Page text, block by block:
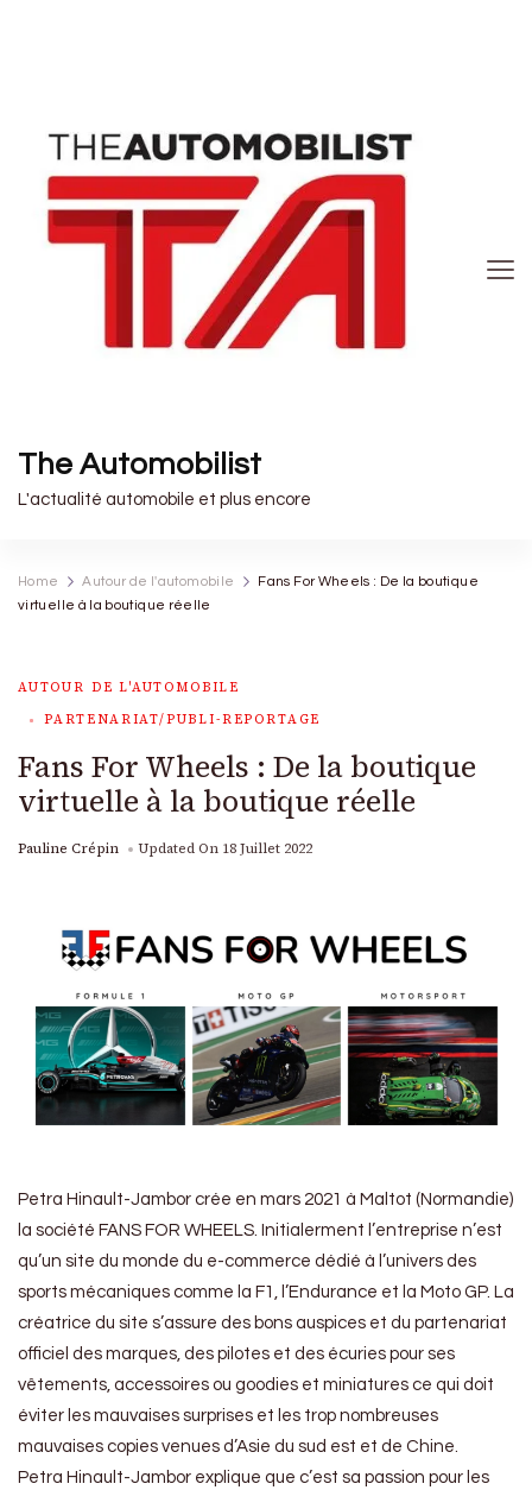
The Automobilist
L'actualité automobile et plus encore
Home Autour de l'automobile
Fans For Wheels : De la boutique
virtuelle à la boutique réelle
AUTOUR DE L'AUTOMOBILE
PARTENARIAT/PUBLI-REPORTAGE
Fans For Wheels : De la boutique
virtuelle à la boutique réelle
Pauline Crépin Updated On 18 Juillet 2022
Petra Hinault-Jambor crée en mars 2021 à Maltot (Normandie)
la société FANS FOR WHEELS. Initialerment l’entreprise n’est
qu’un site du monde du e-commerce dédié à l’univers des
sports mécaniques comme la F1, l’Endurance et la Moto GP. La
créatrice du site s’assure des bons auspices et du partenariat
officiel des marques, des pilotes et des écuries pour ses
vêtements, accessoires ou goodies et miniatures ce qui doit
éviter les mauvaises surprises et les trop nombreuses
mauvaises copies venues d’Asie du sud est et de Chine.
Petra Hinault-Jambor explique que c’est sa passion pour les